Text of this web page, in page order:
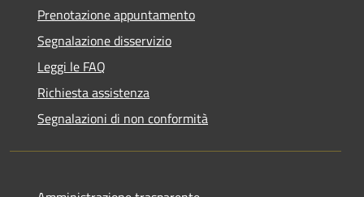
Prenotazione appuntamento
Segnalazione disservizio
Leggi le FAQ
Richiesta assistenza
Segnalazioni di non conformità